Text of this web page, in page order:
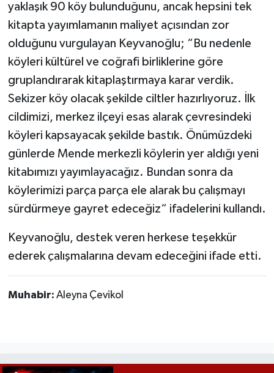
yaklaşık 90 köy bulunduğunu, ancak hepsini tek
kitapta yayımlamanın maliyet açısından zor
olduğunu vurgulayan Keyvanoğlu; “Bu nedenle
köyleri kültürel ve coğrafi birliklerine göre
gruplandırarak kitaplaştırmaya karar verdik.
Sekizer köy olacak şekilde ciltler hazırlıyoruz. İlk
cildimizi, merkez ilçeyi esas alarak çevresindeki
köyleri kapsayacak şekilde bastık. Önümüzdeki
günlerde Mende merkezli köylerin yer aldığı yeni
kitabımızı yayımlayacağız. Bundan sonra da
köylerimizi parça parça ele alarak bu çalışmayı
sürdürmeye gayret edeceğiz“ ifadelerini kullandı.
Keyvanoğlu, destek veren herkese teşekkür
ederek çalışmalarına devam edeceğini ifade etti.
Muhabir: Aleyna Çevikol